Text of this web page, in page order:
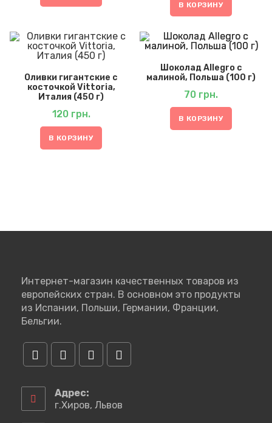
В КОРЗИНУ
Оливки гигантские с
косточкой Vittoria,
Италия (450 г)
120 грн.
В КОРЗИНУ
Шоколад Allegro с
малиной, Польша (100 г)
70 грн.
В КОРЗИНУ
Интернет-магазин качественных товаров из
европейских стран. В основном это продукты
из Испании, Польши, Германии, Франции,
Бельгии.
новой
вкладке
новой
вкладке
новой
вкладкевкладке
Адрес:
г.Хиров, Львов